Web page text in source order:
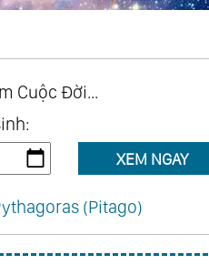
Chap 446
Chap 434
Chap 426
Chap 418
Chap 414
Cuộc Đời...
XEM NGAY
(Pitago)